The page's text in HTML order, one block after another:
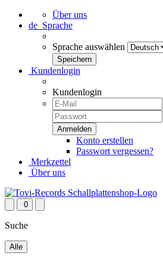
Über uns
de Sprache
Sprache auswählen
Kundenlogin
Kundenlogin
Konto erstellen
Passwort vergessen?
Merkzettel
Über uns
0
Suche
Alle